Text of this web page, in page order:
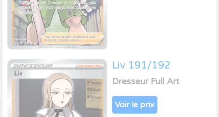
Liv 191/192
Dresseur Full Art
Voir le prix